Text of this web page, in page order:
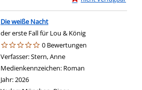
Die weiße Nacht
der erste Fall für Lou & König
0 Bewertungen
Verfasser:Stern, Anne
Medienkennzeichen: Roman
Jahr:2026